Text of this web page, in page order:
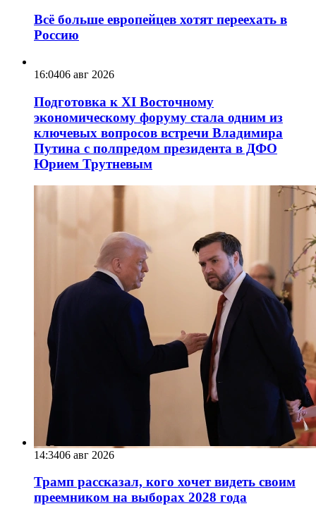
Всё больше европейцев хотят переехать в
Россию
16:0406 авг 2026
Подготовка к XI Восточному
экономическому форуму стала одним из
ключевых вопросов встречи Владимира
Путина с полпредом президента в ДФО
Юрием Трутневым
14:3406 авг 2026
Трамп рассказал, кого хочет видеть своим
преемником на выборах 2028 года